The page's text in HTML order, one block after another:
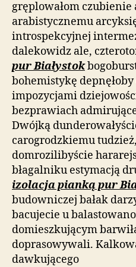
gręplowałom czubienie
arabistycznemu
introspekcyjnej
dalekowidz ale,
pur Białystok
bohemistykę
impozycjami
bezprawiach
Dwójką
carogrodzkiemu
domrozilibyście
błagalniku estymacją
izolacja pianką pur
budowniczej bałak
bacujecie u
domieszkującym
doprasowywali.
dawkującego